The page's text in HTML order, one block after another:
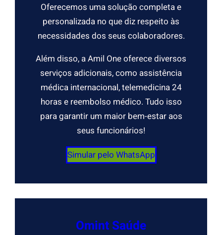
Oferecemos uma solução completa e
personalizada no que diz respeito às
necessidades dos seus colaboradores.
Além disso, a Amil One oferece diversos
serviços adicionais, como assistência
médica internacional, telemedicina 24
horas e reembolso médico. Tudo isso
para garantir um maior bem-estar aos
seus funcionários!
Simular pelo WhatsApp
Omint Saúde